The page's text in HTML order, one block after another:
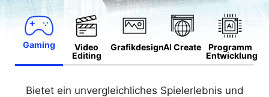
Gaming
Video
Editing
GrafikdesignAI Create
Programm
Entwicklung
Bietet ein unvergleichliches Spielerlebnis und